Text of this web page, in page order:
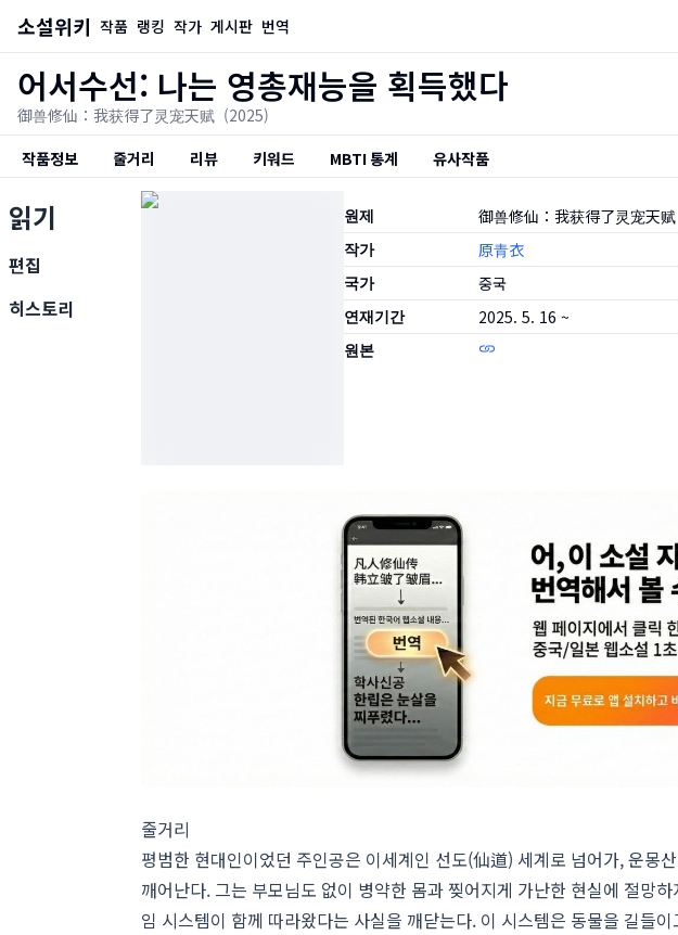
소설위키 작품 랭킹 작가 게시판 번역
읽기
편집
히스토리
어서수선: 나는 영총재능을 획득했다
御兽修仙：我获得了灵宠天赋 (2025)
작품정보
줄거리 리뷰 키워드 MBTI 통계 유사작품
원제 御兽修仙：我获得了灵宠天赋
작가 原青衣
국가 중국
연재기간 2025. 5. 16 ~
원본
줄거리
평범한 현대인이었던 주인공은 이세계인 선도(仙道) 세계로 넘어가, 운몽
깨어난다. 그는 부모님도 없이 병약한 몸과 찢어지게 가난한 현실에 절망
임 시스템이 함께 따라왔다는 사실을 깨닫는다. 이 시스템은 동물을 길들